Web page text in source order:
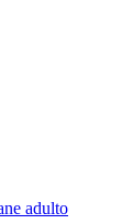
adulto